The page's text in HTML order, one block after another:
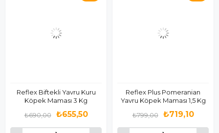
Reflex Biftekli Yavru Kuru
Köpek Maması 3 Kg
₺655,50
₺690,00
Reflex Plus Pomeranian
Yavru Köpek Maması 1,5 Kg
₺719,10
₺799,00